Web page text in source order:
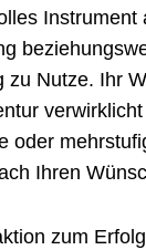
Instrument
zu Nutze. Ihr
oder
Ihren
zum